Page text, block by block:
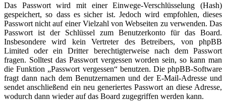
Das Passwort wird mit einer Einwege-Verschlüsselung (Hash)
gespeichert, so dass es sicher ist. Jedoch wird empfohlen, dieses
Passwort nicht auf einer Vielzahl von Webseiten zu verwenden. Das
Passwort ist der Schlüssel zum Benutzerkonto für das Board.
Insbesondere wird kein Vertreter des Betreibers, von phpBB
Limited oder ein Dritter berechtigterweise nach dem Passwort
fragen. Solltest das Passwort vergessen worden sein, so kann man
die Funktion „Passwort vergessen“ benutzen. Die phpBB-Software
fragt dann nach dem Benutzernamen und der E-Mail-Adresse und
sendet anschließend ein neu generiertes Passwort an diese Adresse,
wodurch dann wieder auf das Board zugegriffen werden kann.